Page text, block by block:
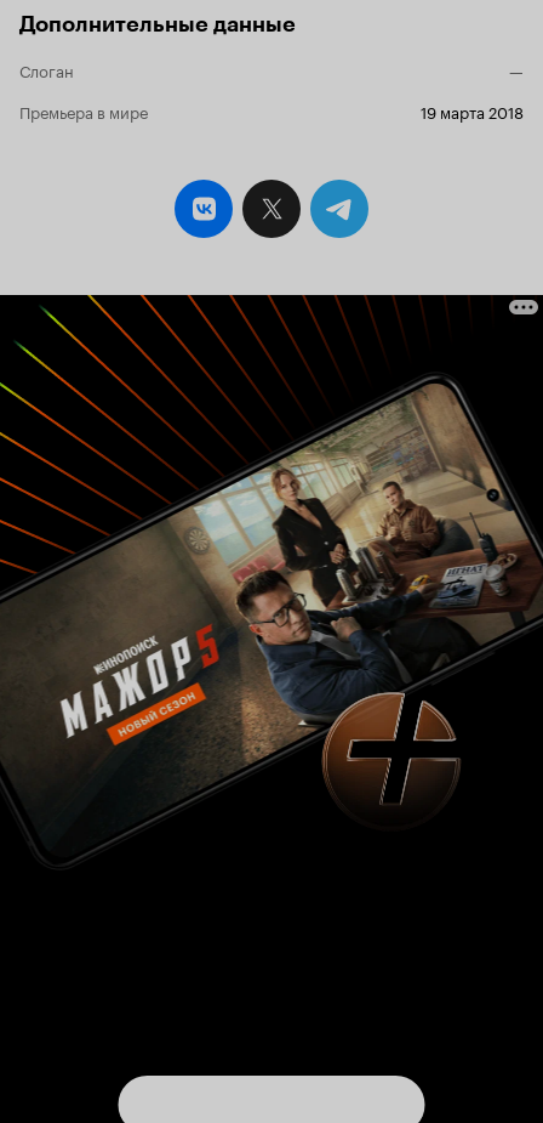
Дополнительные данные
Слоган
—
Премьера в мире
19 марта 2018